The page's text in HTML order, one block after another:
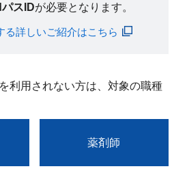
スIDが必要となります。
る詳しいご紹介はこちら
利用されない方は、対象の職種
薬剤師